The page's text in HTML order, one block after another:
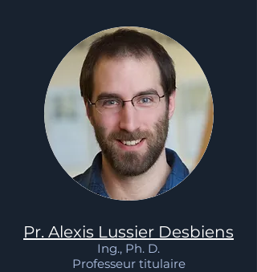
Pr. Alexis Lussier Desbiens
Ing., Ph. D.
Professeur titulaire